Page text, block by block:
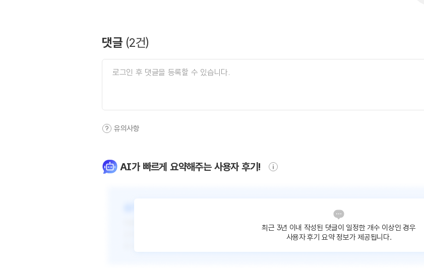
댓글 (2건)
유의사항
AI가 빠르게 요약해주는 사용자 후기!
최근 3년 이내 작성된 댓글이 일정한 개수 이상인 경우
사용자 후기 요약 정보가 제공됩니다.